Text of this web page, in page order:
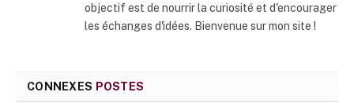
objectif est de nourrir la curiosité et d'encourager
les échanges d'idées. Bienvenue sur mon site !
CONNEXES POSTES